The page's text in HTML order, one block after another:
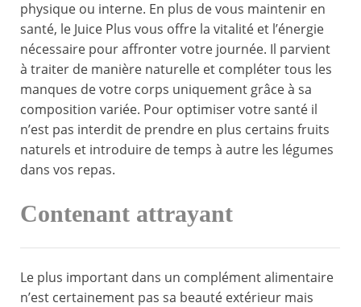
physique ou interne. En plus de vous maintenir en
santé, le Juice Plus vous offre la vitalité et l’énergie
nécessaire pour affronter votre journée. Il parvient
à traiter de manière naturelle et compléter tous les
manques de votre corps uniquement grâce à sa
composition variée. Pour optimiser votre santé il
n’est pas interdit de prendre en plus certains fruits
naturels et introduire de temps à autre les légumes
dans vos repas.
Contenant attrayant
Le plus important dans un complément alimentaire
n’est certainement pas sa beauté extérieur mais